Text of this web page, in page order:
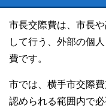
市長交際費は、市長
して行う、外部の個
費です。
市では、横手市交際
認められる範囲内で